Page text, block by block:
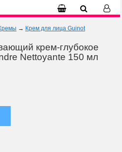
→ Крем для лица Guinot
крем-глубокое
Nettoyante 150 мл